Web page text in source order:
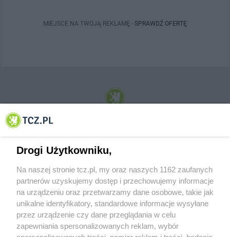
MIEJSCE NA TWOJĄ REKLAMĘ - SPRAWDŹ OFERTĘ
© 2001-2026 Tczew - TCZ.PL Sp. z o.o. Internetowy Serwis Informacyjny Miasta
O FIRMIE POLITYKA PRYWATNOŚCI HOSTING
Drogi Użytkowniku,
Na naszej stronie tcz.pl, my oraz naszych 1162 zaufanych
partnerów uzyskujemy dostęp i przechowujemy informacje
na urządzeniu oraz przetwarzamy dane osobowe, takie jak
unikalne identyfikatory, standardowe informacje wysyłane
przez urządzenie czy dane przeglądania w celu
zapewniania spersonalizowanych reklam, wybór